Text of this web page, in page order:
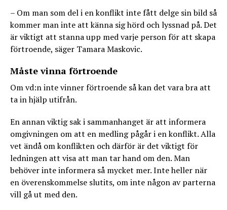
– Om man som del i en konflikt inte fått delge sin bild så
kommer man inte att känna sig hörd och lyssnad på. Det
är viktigt att stanna upp med varje person för att skapa
förtroende, säger Tamara Maskovic.
Måste vinna förtroende
Om vd:n inte vinner förtroende så kan det vara bra att
ta in hjälp utifrån.
En annan viktig sak i sammanhanget är att informera
omgivningen om att en medling pågår i en konflikt. Alla
vet ändå om konflikten och därför är det viktigt för
ledningen att visa att man tar hand om den. Man
behöver inte informera så mycket mer. Inte heller när
en överenskommelse slutits, om inte någon av parterna
vill gå ut med den.